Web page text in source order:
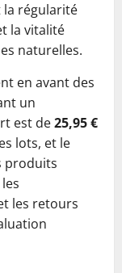
régularité
la vitalité
naturelles.
en avant des
un
est de25,95 €
lots, et le
produits
les retours